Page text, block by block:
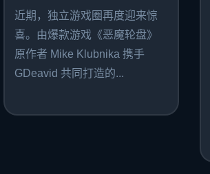
近期，独立游戏圈再度迎来惊
喜。由爆款游戏《恶魔轮盘》
原作者 Mike Klubnika 携手
GDeavid 共同打造的...